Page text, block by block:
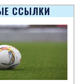
ССЫЛКИ